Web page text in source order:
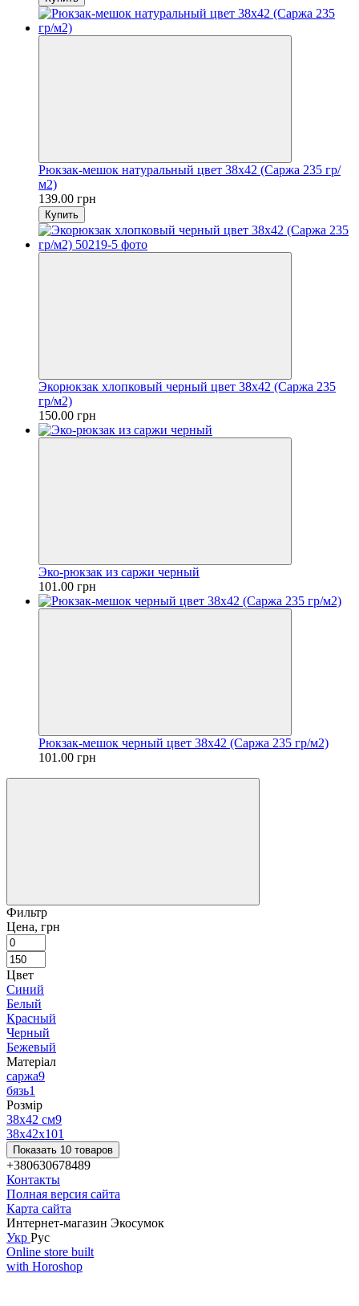
Рюкзак-мешок натуральный цвет 38х42 (Саржа 235 гр/
м2)
139.00 грн
Купить
Экорюкзак хлопковый черный цвет 38х42 (Саржа 235
гр/м2)
150.00 грн
Эко-рюкзак из саржи черный
101.00 грн
Рюкзак-мешок черный цвет 38х42 (Саржа 235 гр/м2)
101.00 грн
Фильтр
Цена, грн
Цвет
Синий
Белый
Красный
Черный
Бежевый
Матеріал
саржа9
бязь1
Розмір
38x42 см9
38х42х101
Показать 10 товаров
+380630678489
Контакты
Полная версия сайта
Карта сайта
Интернет-магазин Экосумок
Укр Рус
Online store built
with Horoshop